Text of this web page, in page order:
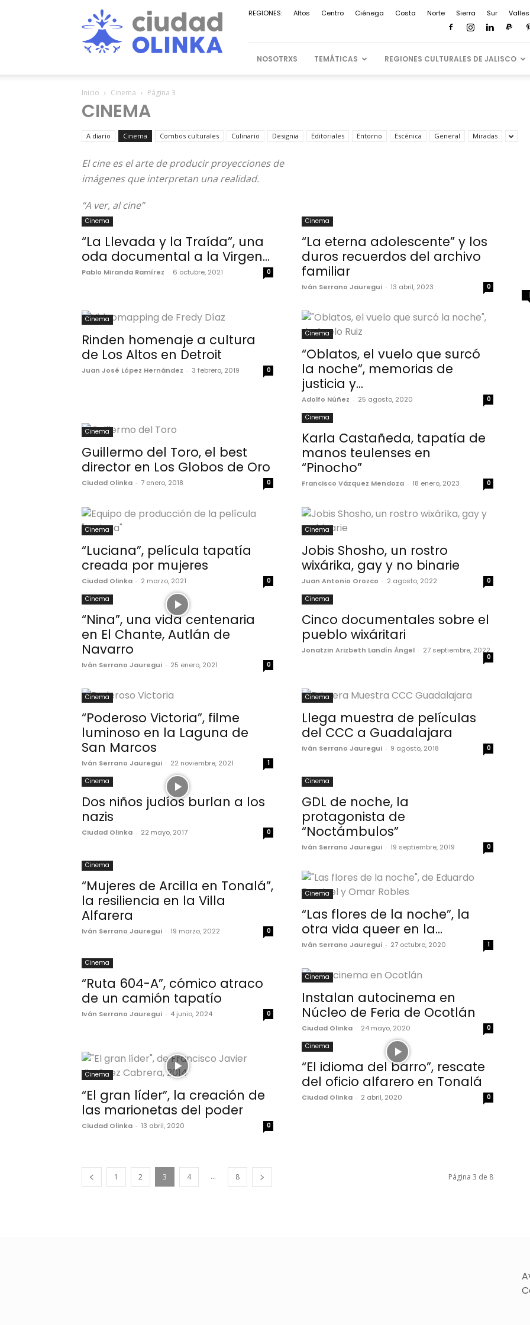
Ciudad
Olinka
REGIONES: Altos Centro Ciénega Costa Norte Sierra Sur Valles
NOSOTRXS TEMÁTICAS REGIONES CULTURALES DE JALISCO
Inicio Cinema Página 3
CINEMA
A diario Cinema Combos culturales Culinario Designia Editoriales Entorno Escénica General Miradas
El cine es el arte de producir proyecciones de
imágenes que interpretan una realidad.
“A ver, al cine”
Cinema
“La Llevada y la Traída”, una
oda documental a la Virgen...
Pablo Miranda Ramírez - 6 octubre, 2021 0
Cinema
“La eterna adolescente” y los
duros recuerdos del archivo
familiar
Iván Serrano Jauregui - 13 abril, 2023 0
Cinema
Rinden homenaje a cultura
de Los Altos en Detroit
Juan José López Hernández - 3 febrero, 2019 0
Cinema
“Oblatos, el vuelo que surcó
la noche”, memorias de
justicia y...
Adolfo Núñez - 25 agosto, 2020 0
Cinema
Guillermo del Toro, el best
director en Los Globos de Oro
Ciudad Olinka - 7 enero, 2018 0
Cinema
Karla Castañeda, tapatía de
manos teulenses en
“Pinocho”
Francisco Vázquez Mendoza - 18 enero, 2023 0
Cinema
“Luciana”, película tapatía
creada por mujeres
Ciudad Olinka - 2 marzo, 2021 0
Cinema
Jobis Shosho, un rostro
wixárika, gay y no binarie
Juan Antonio Orozco - 2 agosto, 2022 0
Cinema
“Nina”, una vida centenaria
en El Chante, Autlán de
Navarro
Iván Serrano Jauregui - 25 enero, 2021 0
Cinema
Cinco documentales sobre el
pueblo wixáritari
Jonatzin Arizbeth Landín Ángel - 27 septiembre, 2022
0
Cinema
“Poderoso Victoria”, filme
luminoso en la Laguna de
San Marcos
Iván Serrano Jauregui - 22 noviembre, 2021 1
Cinema
Llega muestra de películas
del CCC a Guadalajara
Iván Serrano Jauregui - 9 agosto, 2018 0
Cinema
Dos niños judíos burlan a los
nazis
Ciudad Olinka - 22 mayo, 2017 0
Cinema
GDL de noche, la
protagonista de
“Noctámbulos”
Iván Serrano Jauregui - 19 septiembre, 2019 0
Cinema
“Mujeres de Arcilla en Tonalá”,
la resiliencia en la Villa
Alfarera
Iván Serrano Jauregui - 19 marzo, 2022 0
Cinema
“Las flores de la noche”, la
otra vida queer en la...
Iván Serrano Jauregui - 27 octubre, 2020 1
Cinema
“Ruta 604-A”, cómico atraco
de un camión tapatío
Iván Serrano Jauregui - 4 junio, 2024 0
Cinema
Instalan autocinema en
Núcleo de Feria de Ocotlán
Ciudad Olinka - 24 mayo, 2020 0
Cinema
“El gran líder”, la creación de
las marionetas del poder
Ciudad Olinka - 13 abril, 2020 0
Cinema
“El idioma del barro”, rescate
del oficio alfarero en Tonalá
Ciudad Olinka - 2 abril, 2020 0
1 2 3 4 ... 8 Página 3 de 8